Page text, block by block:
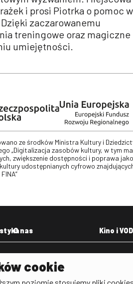
i prosi Piotrka o pomoc w
zaczarowanemu
treningowe oraz magiczne
umiejętności.
ze środków Ministra Kultury i
„Digitalizacja zasobów kultury, w tym
zwiększenie dostępności i poprawa
udostępnianych cyfrowo
O nas Kino i VOD
cookie
poziomie stosujemy pliki